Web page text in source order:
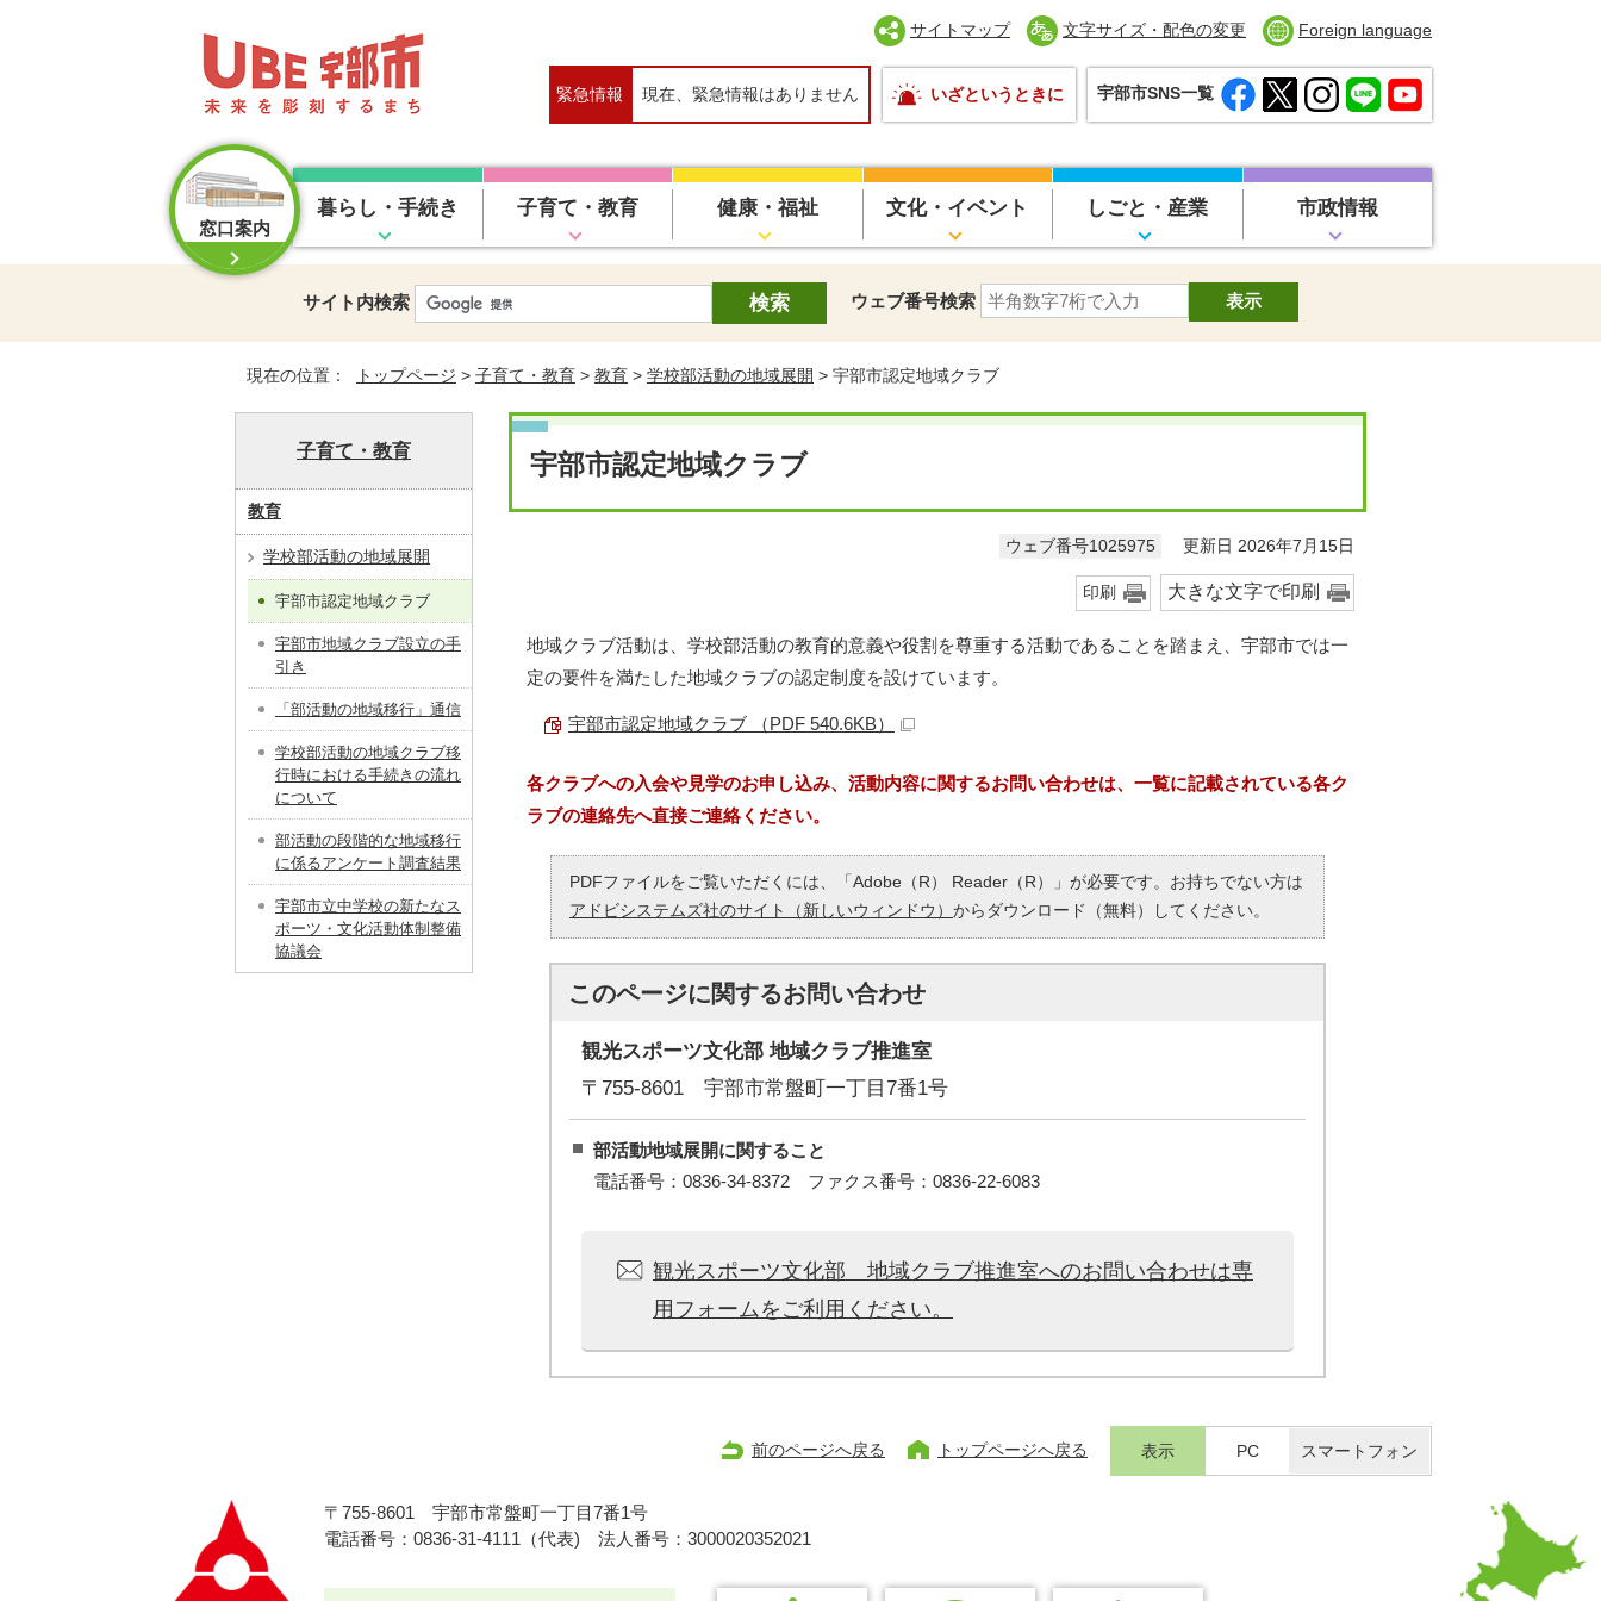
サイトマップ 文字サイズ・配色の変更 Foreign language
緊急情報 現在、緊急情報はありません いざというときに 宇部市SNS一覧
窓口案内
暮らし・手続き 子育て・教育 健康・福祉 文化・イベント しごと・産業 市政情報
サイト内検索 ウェブ番号検索
現在の位置： トップページ > 子育て・教育 > 教育 > 学校部活動の地域展開 > 宇部市認定地域クラブ
宇部市認定地域クラブ
ウェブ番号1025975 更新日 2026年7月15日
印刷 大きな文字で印刷
地域クラブ活動は、学校部活動の教育的意義や役割を尊重する活動であることを踏まえ、宇部市では一
定の要件を満たした地域クラブの認定制度を設けています。
宇部市認定地域クラブ （PDF 540.6KB）
各クラブへの入会や見学のお申し込み、活動内容に関するお問い合わせは、一覧に記載されている各ク
ラブの連絡先へ直接ご連絡ください。
PDFファイルをご覧いただくには、「Adobe（R） Reader（R）」が必要です。お持ちでない方は
アドビシステムズ社のサイト（新しいウィンドウ） からダウンロード（無料）してください。
このページに関するお問い合わせ
観光スポーツ文化部 地域クラブ推進室
〒755-8601 宇部市常盤町一丁目7番1号
部活動地域展開に関すること
電話番号：0836-34-8372 ファクス番号：0836-22-6083
観光スポーツ文化部 地域クラブ推進室へのお問い合わせは専
用フォームをご利用ください。
子育て・教育
教育
学校部活動の地域展開
宇部市認定地域クラブ
宇部市地域クラブ設立の手
引き
「部活動の地域移行」通信
学校部活動の地域クラブ移
行時における手続きの流れ
について
部活動の段階的な地域移行
に係るアンケート調査結果
宇部市立中学校の新たなス
ポーツ・文化活動体制整備
協議会
前のページへ戻る トップページへ戻る 表示 PC スマートフォン
〒755-8601 宇部市常盤町一丁目7番1号
電話番号：0836-31-4111（代表) 法人番号：3000020352021